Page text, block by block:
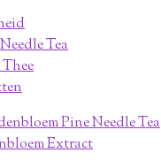
Tea
Pine Needle Tea
Extract